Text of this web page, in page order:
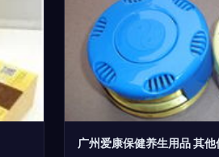
广州爱康保健养生用品 其